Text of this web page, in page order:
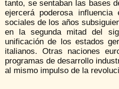
tanto, se sentaban las bases
ejercerá poderosa
sociales de los años
en la segunda mitad del
unificación de los estados
italianos. Otras naciones
programas de desarrollo
al mismo impulso de la